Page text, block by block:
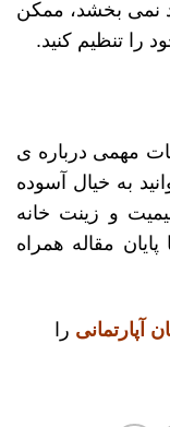
نمی بخشد، ممکن
را تنظیم کنید.
مهمی درباره ی
به خیال آسوده
و زینت خانه
مقاله همراه
آپارتمانی را